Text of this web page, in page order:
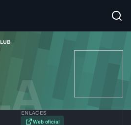
ENLACES
Web oficial